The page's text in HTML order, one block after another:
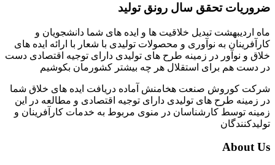
ضروریات تحقق سال رونق تولید
ماه اردیبهشت تبدیل خلاقیت ها و ایده های شما دانشجویان و
کارآفرینان به نوآوری و محصولات تولیدی با شعار با ارائه ایده های
خلاق و نوآور در زمینه طرح های تولیدی دارای توجیه اقتصادی دست
در دست هم برای استقلال هر چه بیشتر کشورمان بکوشیم
شرکت کوروش صنعت هخامنش آماده دریافت ایده های خلاق شما
در زمینه طرح های تولیدی دارای توجیه اقتصادی و مطالعه در این
زمینه توسط کارشناسان در منوی مربوط به خدمات کارآفرینان و
تولیدکنندگان
About Us